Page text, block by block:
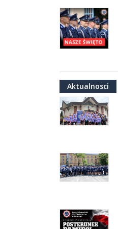
Aktualnosci